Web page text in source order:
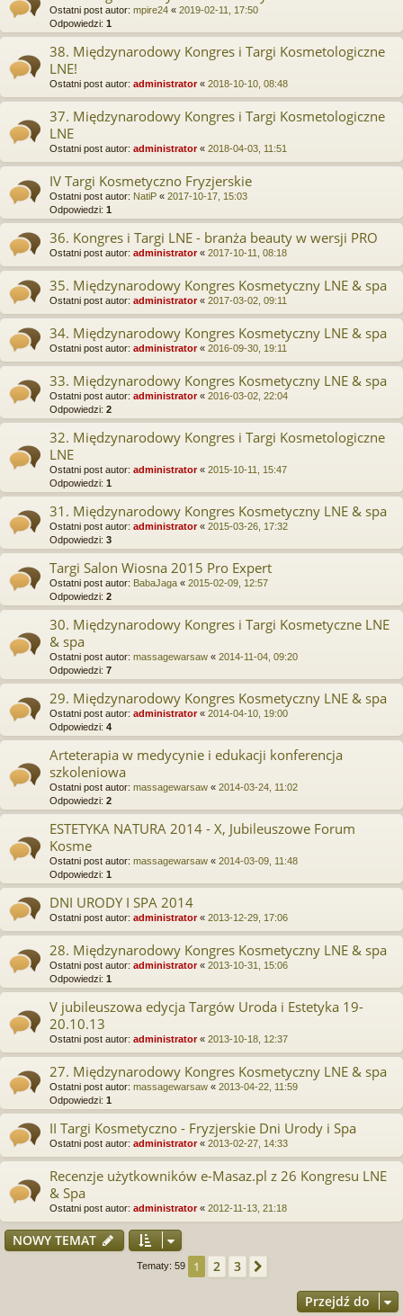
Ostatni post autor: mpire24 « 2019-02-11, 17:50
Odpowiedzi: 1
38. Międzynarodowy Kongres i Targi Kosmetologiczne
LNE!
Ostatni post autor: administrator« 2018-10-10, 08:48
37. Międzynarodowy Kongres i Targi Kosmetologiczne
LNE
Ostatni post autor: administrator« 2018-04-03, 11:51
IV Targi Kosmetyczno Fryzjerskie
Ostatni post autor: NatiP « 2017-10-17, 15:03
Odpowiedzi: 1
36. Kongres i Targi LNE - branża beauty w wersji PRO
Ostatni post autor: administrator« 2017-10-11, 08:18
35. Międzynarodowy Kongres Kosmetyczny LNE & spa
Ostatni post autor: administrator« 2017-03-02, 09:11
34. Międzynarodowy Kongres Kosmetyczny LNE & spa
Ostatni post autor: administrator« 2016-09-30, 19:11
33. Międzynarodowy Kongres Kosmetyczny LNE & spa
Ostatni post autor: administrator« 2016-03-02, 22:04
Odpowiedzi: 2
32. Międzynarodowy Kongres i Targi Kosmetologiczne
LNE
Ostatni post autor: administrator« 2015-10-11, 15:47
Odpowiedzi: 1
31. Międzynarodowy Kongres Kosmetyczny LNE & spa
Ostatni post autor: administrator« 2015-03-26, 17:32
Odpowiedzi: 3
Targi Salon Wiosna 2015 Pro Expert
Ostatni post autor: BabaJaga « 2015-02-09, 12:57
Odpowiedzi: 2
30. Międzynarodowy Kongres i Targi Kosmetyczne LNE
& spa
Ostatni post autor: massagewarsaw « 2014-11-04, 09:20
Odpowiedzi: 7
29. Międzynarodowy Kongres Kosmetyczny LNE & spa
Ostatni post autor: administrator« 2014-04-10, 19:00
Odpowiedzi: 4
Arteterapia w medycynie i edukacji konferencja
szkoleniowa
Ostatni post autor: massagewarsaw « 2014-03-24, 11:02
Odpowiedzi: 2
ESTETYKA NATURA 2014 - X, Jubileuszowe Forum
Kosme
Ostatni post autor: massagewarsaw « 2014-03-09, 11:48
Odpowiedzi: 1
DNI URODY I SPA 2014
Ostatni post autor: administrator« 2013-12-29, 17:06
28. Międzynarodowy Kongres Kosmetyczny LNE & spa
Ostatni post autor: administrator« 2013-10-31, 15:06
Odpowiedzi: 1
V jubileuszowa edycja Targów Uroda i Estetyka 19-
20.10.13
Ostatni post autor: administrator« 2013-10-18, 12:37
27. Międzynarodowy Kongres Kosmetyczny LNE & spa
Ostatni post autor: massagewarsaw « 2013-04-22, 11:59
Odpowiedzi: 1
II Targi Kosmetyczno - Fryzjerskie Dni Urody i Spa
Ostatni post autor: administrator« 2013-02-27, 14:33
Recenzje użytkowników e-Masaz.pl z 26 Kongresu LNE
& Spa
Ostatni post autor: administrator« 2012-11-13, 21:18
NOWY TEMAT
Tematy: 59 1 2 3
Przejdź do